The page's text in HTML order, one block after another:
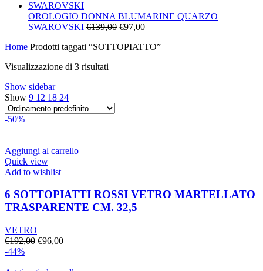
era:
€130,00.
è:
OROLOGIO DONNA BLUMARINE QUARZO
SWAROVSKI €139,00 Il
originale
€97,00Il
attuale
Home Prodotti taggati “SOTTOPIATTO”
Visualizzazione di 3 risultati
Show sidebar
Show 9 12 18 24
-50%
Aggiungi al carrello
Quick view
Add to wishlist
6 SOTTOPIATTI ROSSI VETRO MARTELLATO
TRASPARENTE CM. 32,5
VETRO
€192,00 Il
€96,00Il
-44%